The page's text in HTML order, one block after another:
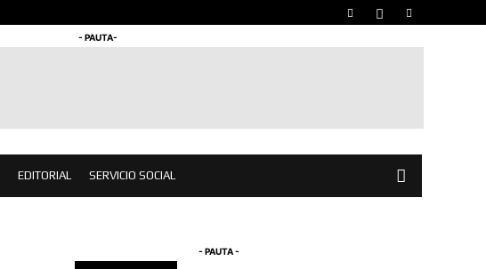
- PAUTA-
EDITORIAL SERVICIO SOCIAL
- PAUTA -